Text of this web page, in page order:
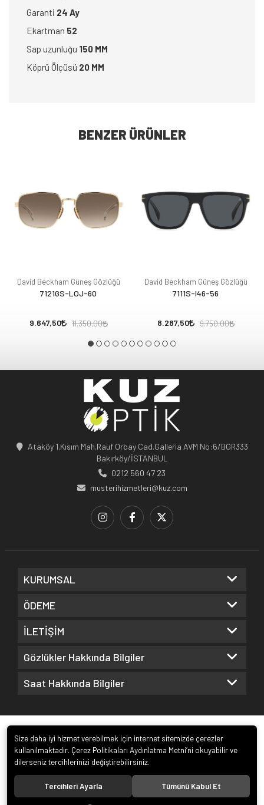
Garanti 24 Ay
Ekartman 52
Sap uzunluğu 150 MM
Köprü Ölçüsü 20 MM
BENZER ÜRÜNLER
David Beckham Güneş Gözlüğü
7121GS-LOJ-60
9.647,50 11.350,00
David Beckham Güneş Gözlüğü
7111S-I46-56
8.287,50 9.750,00
Ataköy 1.Kısım Mah.Rauf Orbay Cad.Galleria AVM No:6/BGR333
Bakırköy/İSTANBUL
0212 560 47 23
musterihizmetleri@kuz.com
KURUMSAL
ÖDEME
İLETİŞİM
Gözlükler Hakkında Bilgiler
Saat Hakkında Bilgiler
Size daha iyi hizmet verebilmek için internet sitemizde çerezler
kullanılmaktadır. Çerez Politikaları Aydınlatma Metni’ni okuyabilir ve
dilerseniz tercihlerinizi değiştirebilirsiniz.
Tercihleri Ayarla Tümünü Kabul Et